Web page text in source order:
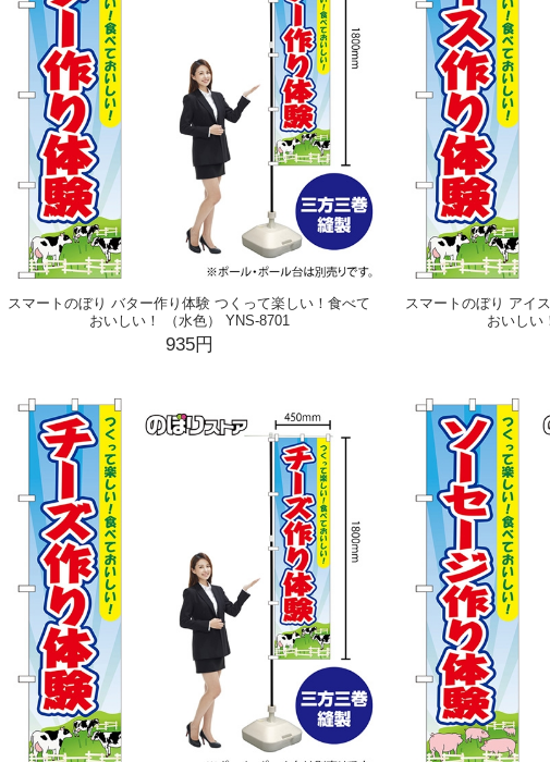
スマートのぼり バター作り体験 つくって楽しい！食べて
おいしい！ （水色） YNS-8701
935円
スマートのぼり アイ
おいしい